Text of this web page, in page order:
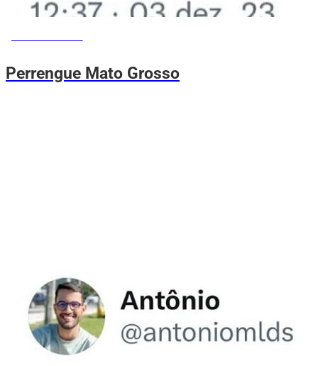
Perrengue Mato Grosso